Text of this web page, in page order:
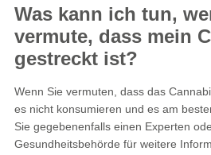
Was kann ich tun,
vermute, dass mein
gestreckt ist?
Wenn Sie vermuten, dass das
es nicht konsumieren und es am
Sie gegebenenfalls einen Experten
Gesundheitsbehörde für weitere